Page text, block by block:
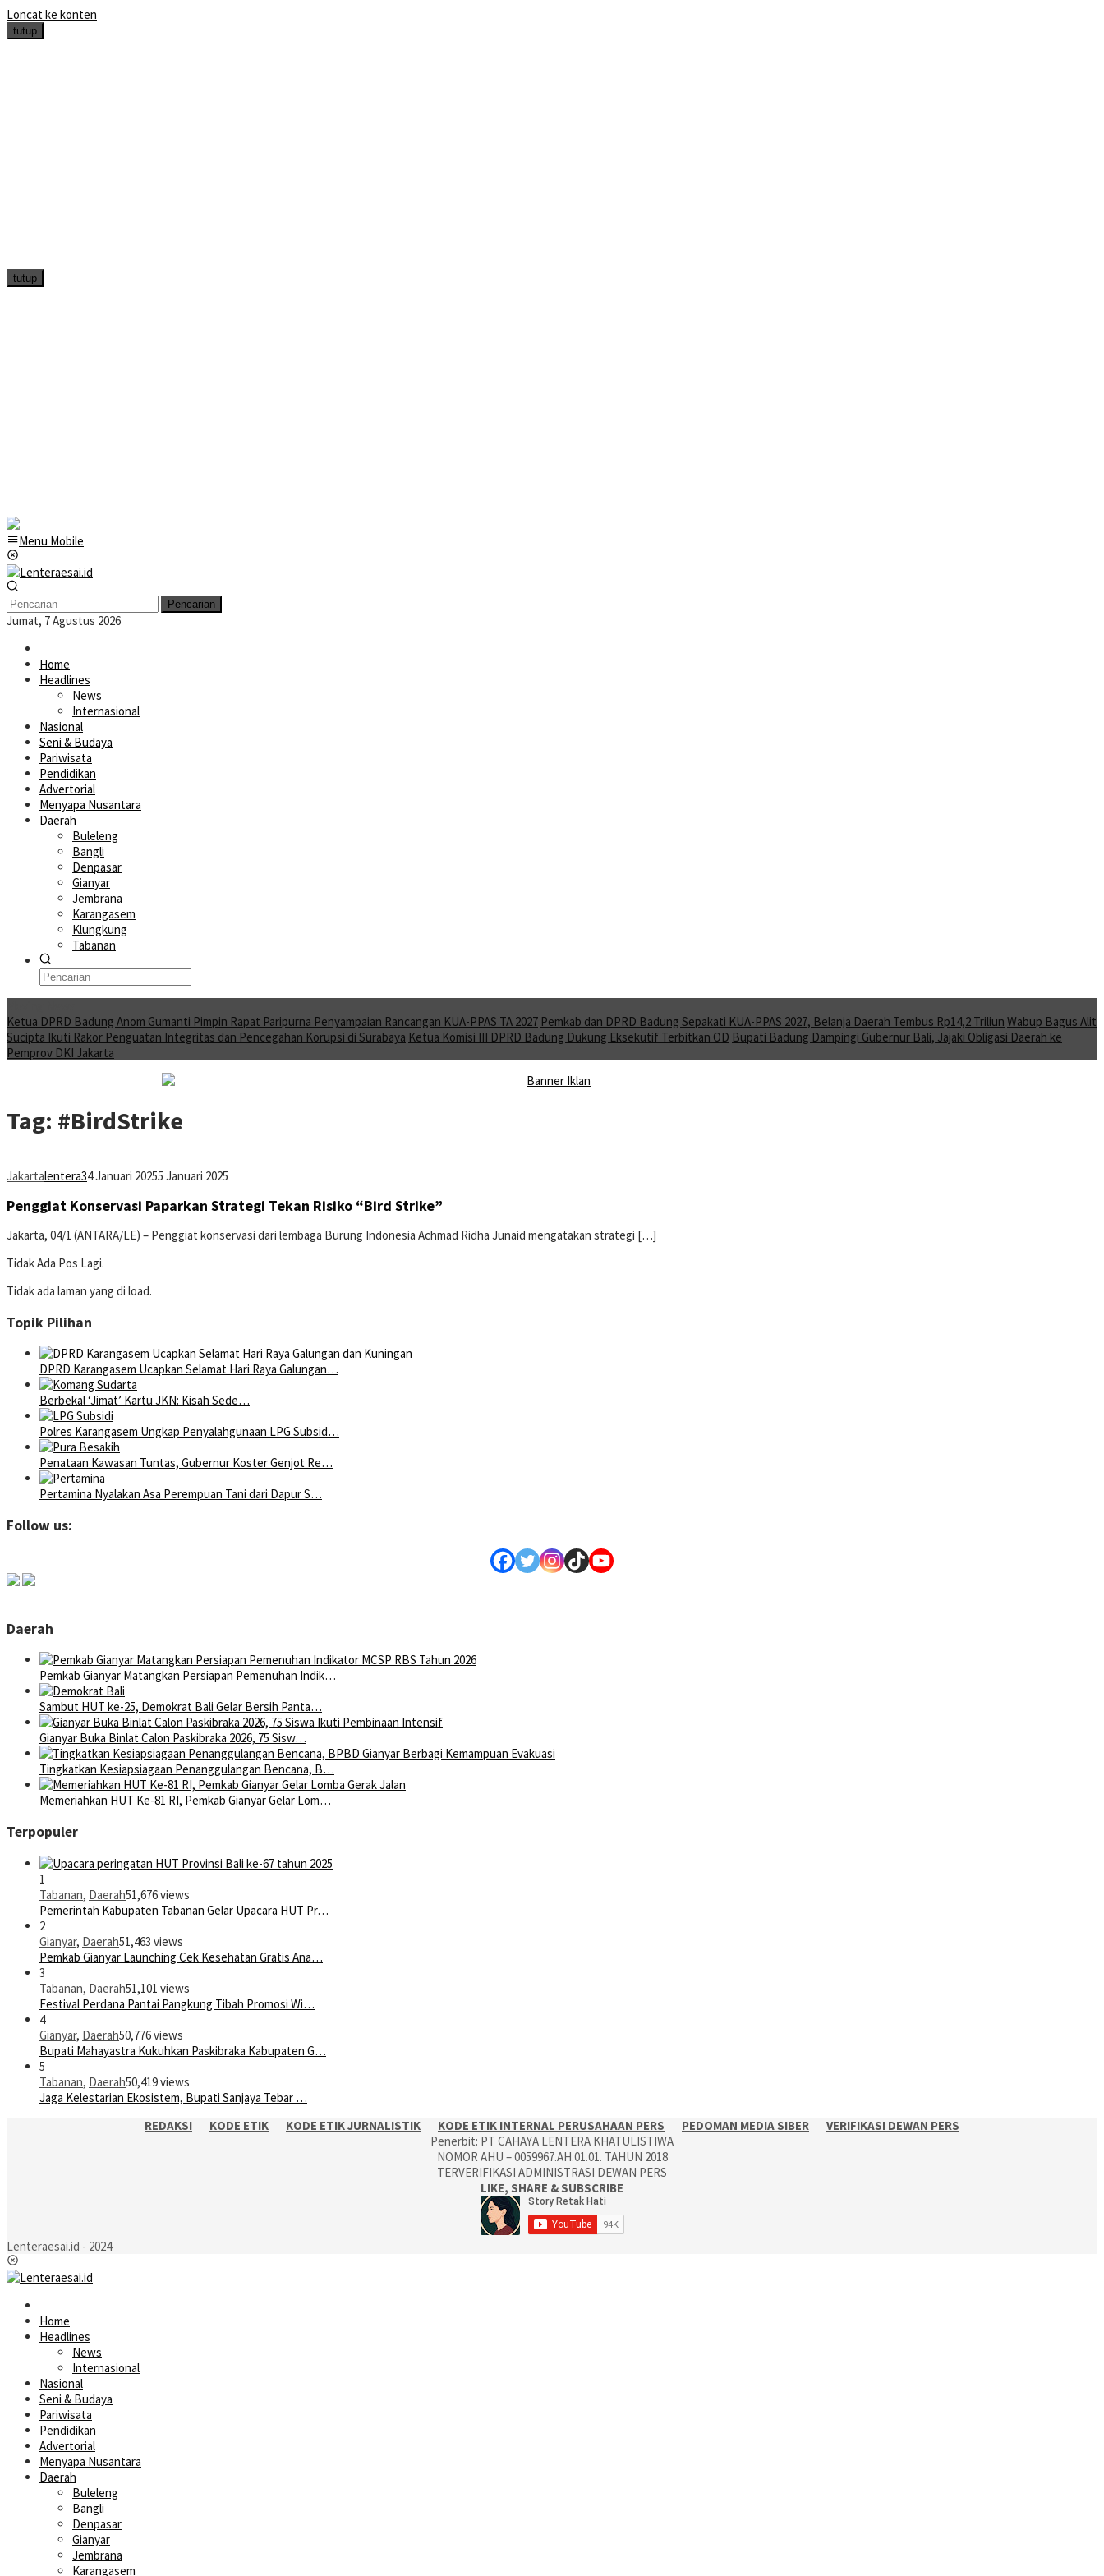
Loncat ke konten
tutup
tutup
Menu Mobile
Pencarian
Jumat, 7 Agustus 2026
Home
Headlines
News
Internasional
Nasional
Seni & Budaya
Pariwisata
Pendidikan
Advertorial
Menyapa Nusantara
Daerah
Buleleng
Bangli
Denpasar
Gianyar
Jembrana
Karangasem
Klungkung
Tabanan
Ketua DPRD Badung Anom Gumanti Pimpin Rapat Paripurna Penyampaian Rancangan KUA-PPAS TA 2027 Pemkab dan DPRD Badung Sepakati KUA-PPAS 2027, Belanja Daerah Tembus Rp14,2 Triliun Wabup Bagus Alit
Sucipta Ikuti Rakor Penguatan Integritas dan Pencegahan Korupsi di Surabaya Ketua Komisi III DPRD Badung Dukung Eksekutif Terbitkan OD Bupati Badung Dampingi Gubernur Bali, Jajaki Obligasi Daerah ke
Pemprov DKI Jakarta
Tag: #BirdStrike
Jakartalentera34 Januari 20255 Januari 2025
Penggiat Konservasi Paparkan Strategi Tekan Risiko “Bird Strike”
Jakarta, 04/1 (ANTARA/LE) – Penggiat konservasi dari lembaga Burung Indonesia Achmad Ridha Junaid mengatakan strategi […]
Tidak Ada Pos Lagi.
Tidak ada laman yang di load.
Topik Pilihan
DPRD Karangasem Ucapkan Selamat Hari Raya Galungan…
Berbekal ‘Jimat’ Kartu JKN: Kisah Sede…
Polres Karangasem Ungkap Penyalahgunaan LPG Subsid…
Penataan Kawasan Tuntas, Gubernur Koster Genjot Re…
Pertamina Nyalakan Asa Perempuan Tani dari Dapur S…
Follow us:
Daerah
Pemkab Gianyar Matangkan Persiapan Pemenuhan Indik…
Sambut HUT ke-25, Demokrat Bali Gelar Bersih Panta…
Gianyar Buka Binlat Calon Paskibraka 2026, 75 Sisw…
Tingkatkan Kesiapsiagaan Penanggulangan Bencana, B…
Memeriahkan HUT Ke-81 RI, Pemkab Gianyar Gelar Lom…
Terpopuler
1
Tabanan, Daerah51,676 views
Pemerintah Kabupaten Tabanan Gelar Upacara HUT Pr…
2
Gianyar, Daerah51,463 views
Pemkab Gianyar Launching Cek Kesehatan Gratis Ana…
3
Tabanan, Daerah51,101 views
Festival Perdana Pantai Pangkung Tibah Promosi Wi…
4
Gianyar, Daerah50,776 views
Bupati Mahayastra Kukuhkan Paskibraka Kabupaten G…
5
Tabanan, Daerah50,419 views
Jaga Kelestarian Ekosistem, Bupati Sanjaya Tebar …
REDAKSI
KODE ETIK KODE ETIK JURNALISTIK KODE ETIK INTERNAL PERUSAHAAN PERS PEDOMAN MEDIA SIBER
VERIFIKASI DEWAN PERS
Penerbit: PT CAHAYA LENTERA KHATULISTIWA
NOMOR AHU – 0059967.AH.01.01. TAHUN 2018
TERVERIFIKASI ADMINISTRASI DEWAN PERS
LIKE, SHARE & SUBSCRIBE
Lenteraesai.id - 2024
Home
Headlines
News
Internasional
Nasional
Seni & Budaya
Pariwisata
Pendidikan
Advertorial
Menyapa Nusantara
Daerah
Buleleng
Bangli
Denpasar
Gianyar
Jembrana
Karangasem